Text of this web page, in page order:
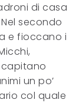
di casa
secondo
e fioccano i
un po’
col quale